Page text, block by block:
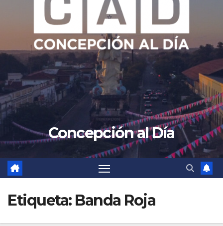
Concepción al Día
Etiqueta: Banda Roja